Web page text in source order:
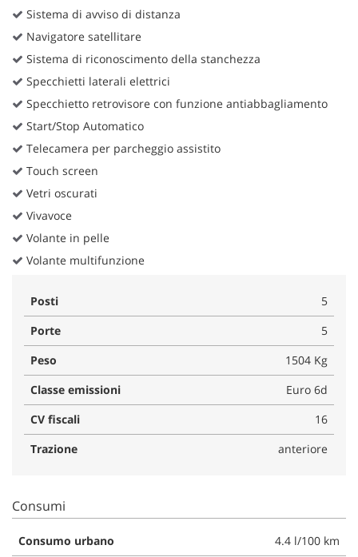
Sistema di avviso di distanza
Navigatore satellitare
Sistema di riconoscimento della stanchezza
Specchietti laterali elettrici
Specchietto retrovisore con funzione antiabbagliamento
Start/Stop Automatico
Telecamera per parcheggio assistito
Touch screen
Vetri oscurati
Vivavoce
Volante in pelle
Volante multifunzione
Posti
5
Porte
5
Peso
1504 Kg
Classe emissioni
Euro 6d
CV fiscali
16
Trazione
anteriore
Consumi
Consumo urbano
4.4 l/100 km